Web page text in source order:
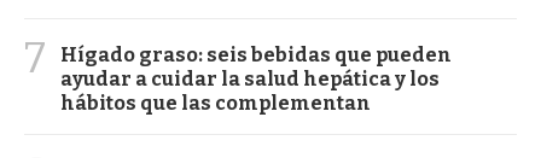
7
Hígado graso: seis bebidas que pueden
ayudar a cuidar la salud hepática y los
hábitos que las complementan